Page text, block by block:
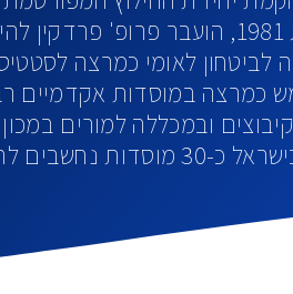
בשנת 1981, הועבר פרופ'
שימש כמרצה במוסדות
30 מוסדות נחשבים להשכלה גבוהה מכול רחבי העולם.